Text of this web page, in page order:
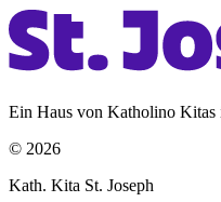
Ein Haus von Katholino
© 2026
Kath. Kita St. Joseph